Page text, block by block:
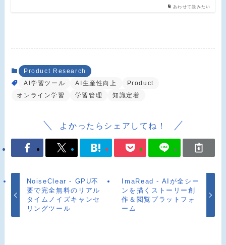
あわせて読みたい
Product Research
AI学習ツール
AI生産性向上
Product
オンライン学習
学習管理 知識定着
よかったらシェアしてね！
NoiseClear - GPU不
要で完全無料のリアル
タイムノイズキャンセ
リングツール
ImaRead - AIが全シー
ンを描くストーリー創
作＆閲覧プラットフォ
ーム